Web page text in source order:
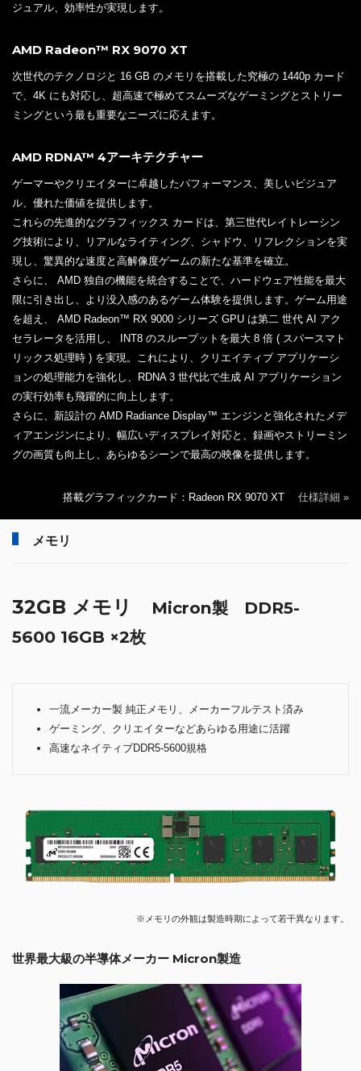
ジュアル、効率性が実現します。
AMD Radeon™ RX 9070 XT
次世代のテクノロジと 16 GB のメモリを搭載した究極の 1440p カード
で、4K にも対応し、超高速で極めてスムーズなゲーミングとストリー
ミングという最も重要なニーズに応えます。
AMD RDNA™ 4アーキテクチャー
ゲーマーやクリエイターに卓越したパフォーマンス、美しいビジュア
ル、優れた価値を提供します。
これらの先進的なグラフィックス カードは、第三世代レイトレーシン
グ技術により、リアルなライティング、シャドウ、リフレクションを実
現し、驚異的な速度と高解像度ゲームの新たな基準を確立。
さらに、 AMD 独自の機能を統合することで、ハードウェア性能を最大
限に引き出し、より没入感のあるゲーム体験を提供します。ゲーム用途
を超え、 AMD Radeon™ RX 9000 シリーズ GPU は第二 世代 AI アク
セラレータを活用し、 INT8 のスループットを最大 8 倍 ( スパースマト
リックス処理時 ) を実現。これにより、クリエイティブ アプリケーシ
ョンの処理能力を強化し、RDNA 3 世代比で生成 AI アプリケーション
の実行効率も飛躍的に向上します。
さらに、新設計の AMD Radiance Display™ エンジンと強化されたメデ
ィアエンジンにより、幅広いディスプレイ対応と、録画やストリーミン
グの画質も向上し、あらゆるシーンで最高の映像を提供します。
搭載グラフィックカード：Radeon RX 9070 XT 仕様詳細 »
メモリ
32GB メモリ
Micron製 DDR5-
5600 16GB ×2枚
一流メーカー製 純正メモリ、メーカーフルテスト済み
ゲーミング、クリエイターなどあらゆる用途に活躍
高速なネイティブDDR5-5600規格
※メモリの外観は製造時期によって若干異なります。
世界最大級の半導体メーカー Micron製造